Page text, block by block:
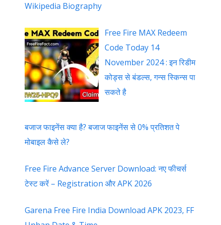
Wikipedia Biography
Free Fire MAX Redeem
Code Today 14
November 2024 : इन रिडीम
कोड्स से बंडल्स, गन्स स्किन्स पा
सकते है
बजाज फाइनेंस क्या है? बजाज फाइनेंस से 0% प्रतिशत पे
मोबाइल कैसे ले?
Free Fire Advance Server Download: नए फीचर्स
टेस्ट करें – Registration और APK 2026
Garena Free Fire India Download APK 2023, FF